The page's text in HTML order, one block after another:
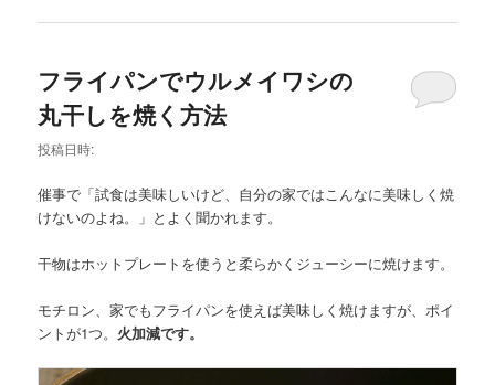
フライパンでウルメイワシの
丸干しを焼く方法
投稿日時:
催事で「試食は美味しいけど、自分の家ではこんなに美味しく焼
けないのよね。」とよく聞かれます。
干物はホットプレートを使うと柔らかくジューシーに焼けます。
モチロン、家でもフライパンを使えば美味しく焼けますが、ポイ
ントが1つ。 火加減です。